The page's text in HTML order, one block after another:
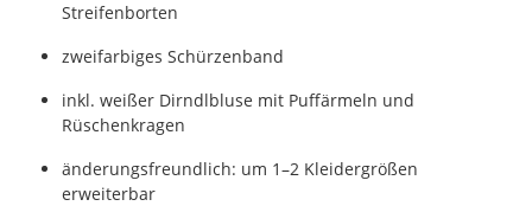
Streifenborten
zweifarbiges Schürzenband
inkl. weißer Dirndlbluse mit Puffärmeln und
Rüschenkragen
änderungsfreundlich: um 1–2 Kleidergrößen
erweiterbar